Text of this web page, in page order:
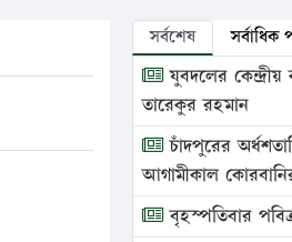
সর্বশেষ সর্বাধিক
যুবদলের কেন্দ্রীয়
তারেকুর রহমান
চাঁদপুরের
আগামীকাল
বৃহস্পতিবার